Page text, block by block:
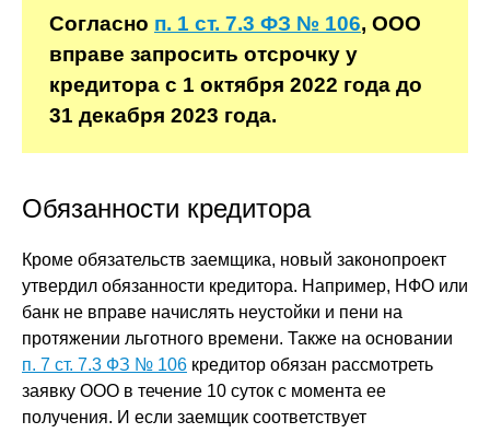
Согласно п. 1 ст. 7.3 ФЗ № 106, ООО
вправе запросить отсрочку у
кредитора с 1 октября 2022 года до
31 декабря 2023 года.
Обязанности кредитора
Кроме обязательств заемщика, новый законопроект
утвердил обязанности кредитора. Например, НФО или
банк не вправе начислять неустойки и пени на
протяжении льготного времени. Также на основании
п. 7 ст. 7.3 ФЗ № 106 кредитор обязан рассмотреть
заявку ООО в течение 10 суток с момента ее
получения. И если заемщик соответствует